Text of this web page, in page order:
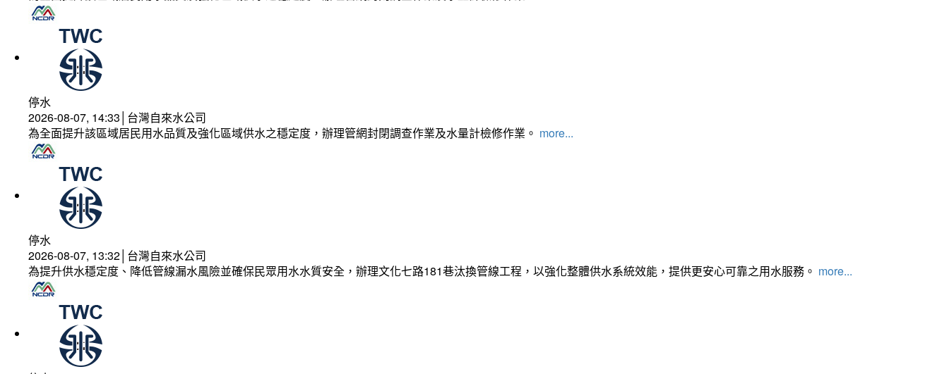
停水
2026-08-07, 14:33│台灣自來水公司
為全面提升該區域居民用水品質及強化區域供水之穩定度，辦理管網封閉調查作業及水量計檢修作業。 more...
停水
2026-08-07, 13:32│台灣自來水公司
為提升供水穩定度、降低管線漏水風險並確保民眾用水水質安全，辦理文化七路181巷汰換管線工程，以強化整體供水系統效能，提供更安心可靠之用水服務。 more...